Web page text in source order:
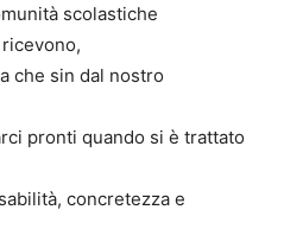
scolastiche
che sin dal nostro
pronti quando si è trattato
concretezza e